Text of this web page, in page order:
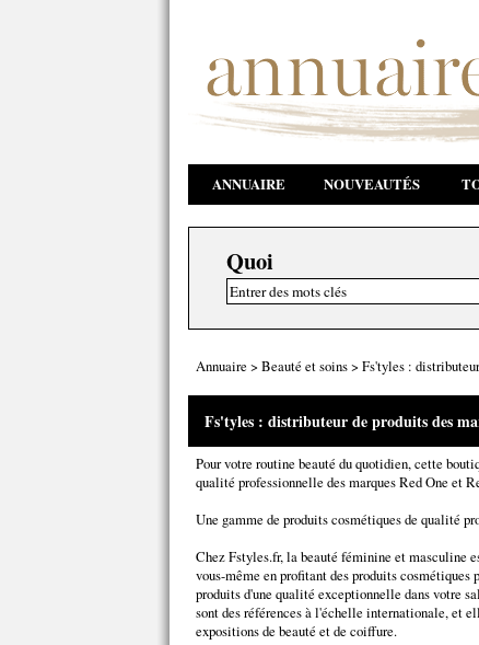
ANNUAIRE NOUVEAUTÉS
Quoi
Annuaire > Beauté et soins> Fs'tyles :
Fs'tyles : distributeur de produits des
Pour votre routine beauté du quotidien, cette
qualité professionnelle des marques Red One et
Une gamme de produits cosmétiques de qualité
Chez Fstyles.fr, la beauté féminine et masculine
vous-même en profitant des produits
produits d'une qualité exceptionnelle dans votre
sont des références à l'échelle internationale, et
expositions de beauté et de coiffure.